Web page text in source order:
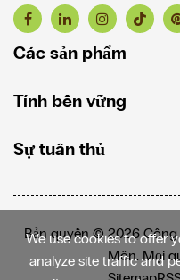
Các sản phẩm
Tính bền vững
Sự tuân thủ
Bản quyền © 2026 Công
Môn. Mọi
We use cookies to offer
analyze site traffic and